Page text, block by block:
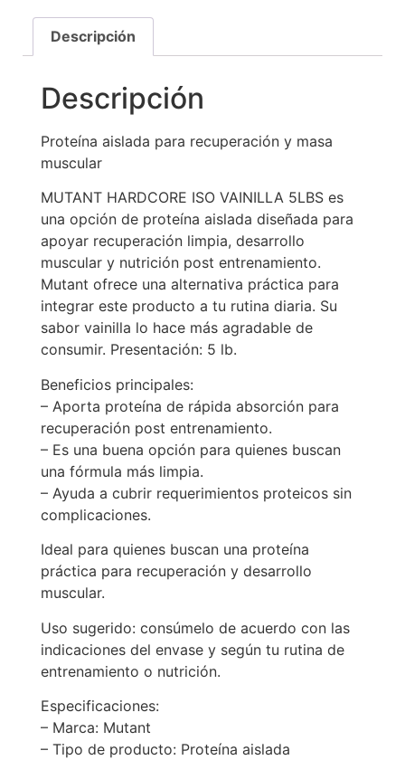
Descripción
Descripción
Proteína aislada para recuperación y masa
muscular
MUTANT HARDCORE ISO VAINILLA 5LBS es
una opción de proteína aislada diseñada para
apoyar recuperación limpia, desarrollo
muscular y nutrición post entrenamiento.
Mutant ofrece una alternativa práctica para
integrar este producto a tu rutina diaria. Su
sabor vainilla lo hace más agradable de
consumir. Presentación: 5 lb.
Beneficios principales:
– Aporta proteína de rápida absorción para
recuperación post entrenamiento.
– Es una buena opción para quienes buscan
una fórmula más limpia.
– Ayuda a cubrir requerimientos proteicos sin
complicaciones.
Ideal para quienes buscan una proteína
práctica para recuperación y desarrollo
muscular.
Uso sugerido: consúmelo de acuerdo con las
indicaciones del envase y según tu rutina de
entrenamiento o nutrición.
Especificaciones:
– Marca: Mutant
– Tipo de producto: Proteína aislada